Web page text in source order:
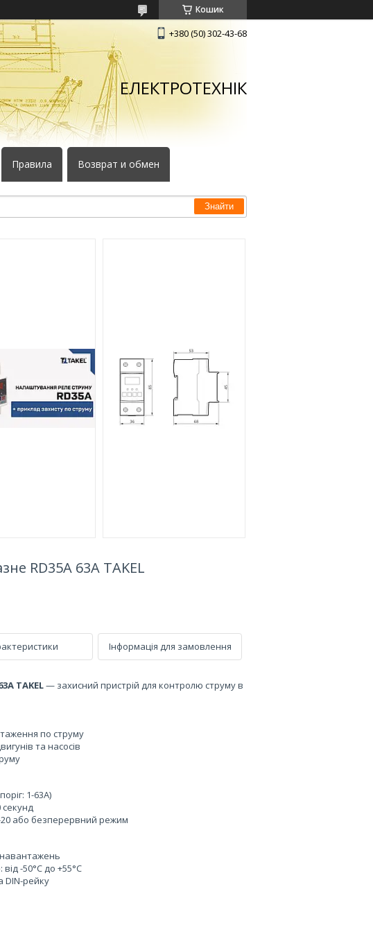
Кошик
+380 (50) 302-43-68
ЕЛЕКТРОТЕХНІК
Правила Возврат и обмен
Знайти
RD35A 63А TAKEL
Інформація для замовлення
TAKEL— захисний пристрій для контролю струму в
по струму
та насосів
1-63А)
20 або безперервний режим
-50°C до +55°C
DIN-рейку